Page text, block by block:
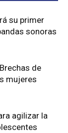
su primer
sonoras
de
mujeres
agilizar la